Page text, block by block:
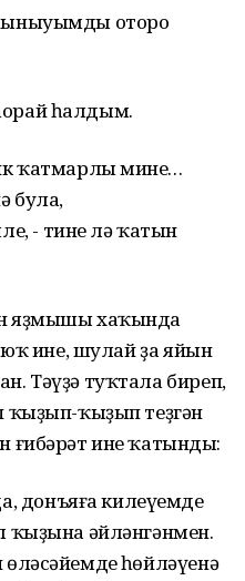
оторо
һалдым.
минең…
була,
- тине лә ҡатын
яҙмышы хаҡында
юҡ ине, шулай ҙа яйын
Тәүҙә туҡтала биреп,
ҡыҙып-ҡыҙып теҙгән
ғибәрәт ине ҡатындың:
донъяға килеүемдең
ҡыҙына әйләнгәнмен.
һөйләүенә